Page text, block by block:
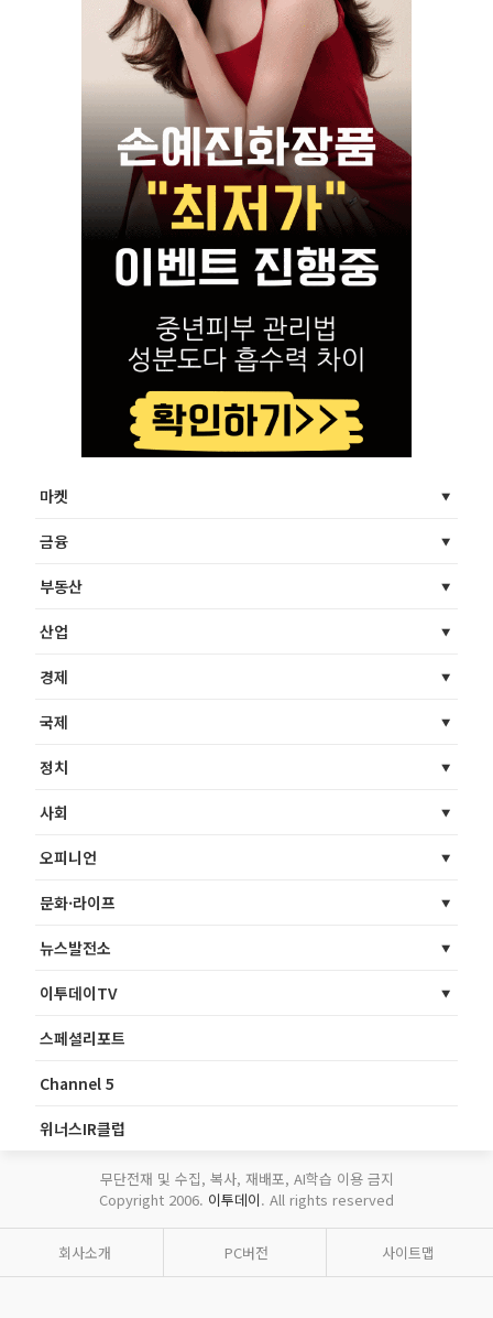
마켓
금융
부동산
산업
경제
국제
정치
사회
오피니언
문화·라이프
뉴스발전소
이투데이TV
스페셜리포트
Channel 5
위너스IR클럽
무단전재 및 수집, 복사, 재배포, AI학습 이용 금지
Copyright 2006. 이투데이. All rights reserved
회사소개 PC버전 사이트맵